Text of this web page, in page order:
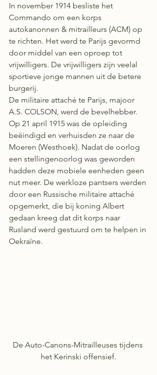
In november 1914 besliste het
Commando om een korps
autokanonnen & mitrailleurs (ACM) op
te richten. Het werd te Parijs gevormd
door middel van een oproep tot
vrijwilligers. De vrijwilligers zijn veelal
sportieve jonge mannen uit de betere
burgerij.
De militaire attaché te Parijs, majoor
A.S. COLSON, werd de bevelhebber.
Op 21 april 1915 was de opleiding
beëindigd en verhuisden ze naar de
Moeren (Westhoek). Nadat de oorlog
een stellingenoorlog was geworden
hadden deze mobiele eenheden geen
nut meer. De werkloze pantsers werden
door een Russische militaire attaché
opgemerkt, die bij koning Albert
gedaan kreeg dat dit korps naar
Rusland werd gestuurd om te helpen in
Oekraïne.
De Auto-Canons-Mitrailleuses tijdens
het Kerinski offensief.